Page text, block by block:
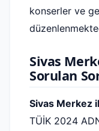
konserler ve
Sivas
Sorulan
Sivas Merkez
TÜİK 2024